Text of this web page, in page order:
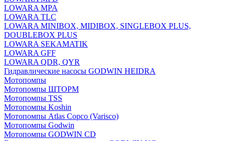
LOWARA MPA
LOWARA TLC
LOWARA MINIBOX, MIDIBOX, SINGLEBOX PLUS,
DOUBLEBOX PLUS
LOWARA SEKAMATIK
LOWARA GFF
LOWARA QDR, QYR
Гидравлические насосы GODWIN HEIDRA
Мотопомпы
Мотопомпы ШТОРМ
Мотопомпы TSS
Мотопомпы Koshin
Мотопомпы Atlas Copco (Varisco)
Мотопомпы Godwin
Мотопомпы GODWIN CD